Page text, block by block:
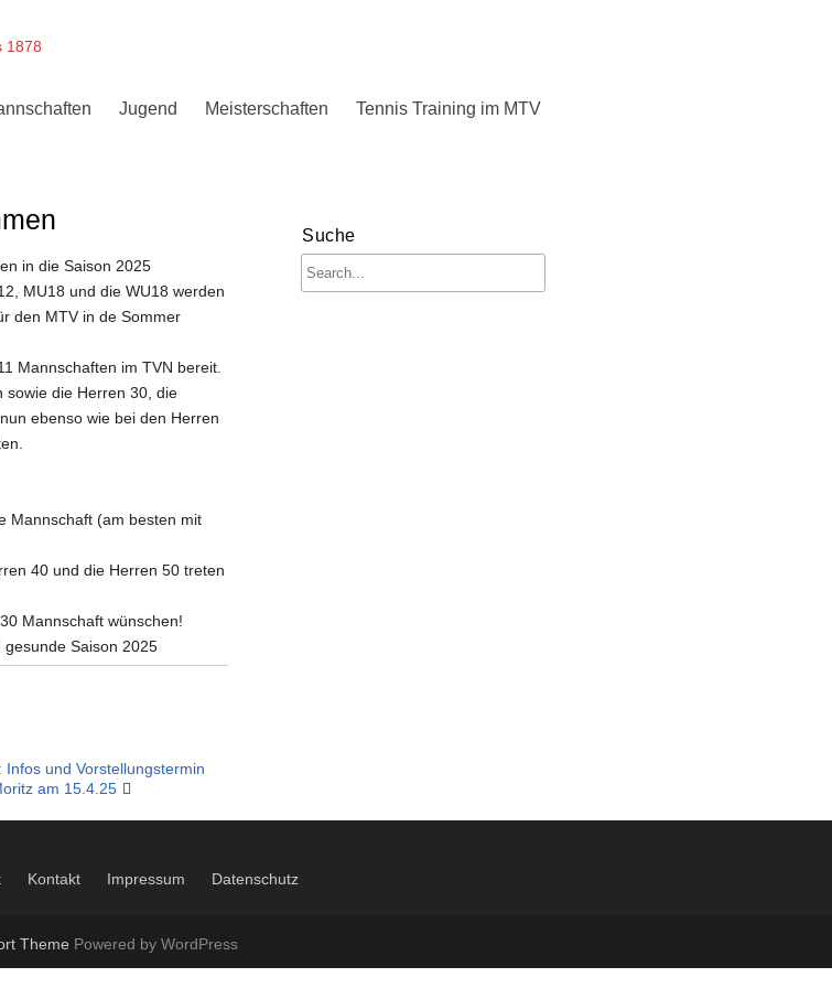
1878
Jugend Meisterschaften Tennis Training im MTV
in die Saison 2025
MU18 und die WU18 werden
den MTV in de Sommer
Mannschaften im TVN bereit.
sowie die Herren 30, die
ebenso wie bei den Herren
Mannschaft (am besten mit
40 und die Herren 50 treten
Mannschaft wünschen!
Saison 2025
Infos und Vorstellungstermin
am 15.4.25
Suche
Kontakt Impressum Datenschutz
Theme Powered by WordPress